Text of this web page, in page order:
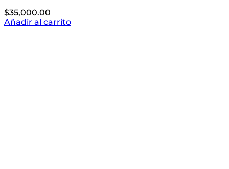
$35,000.00
Añadir al carrito